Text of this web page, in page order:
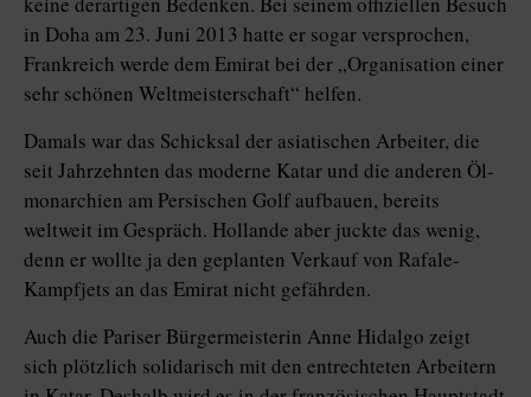
in Doha am 23. Juni 2013 hatte er ­sogar versprochen,
Frankreich werde dem Emirat bei der „Organisation einer
sehr schönen Weltmeisterschaft“ helfen.
Damals war das Schicksal der asiatischen Arbeiter, die
seit Jahrzehnten das moderne Katar und die anderen Öl­
monarchien am Persischen Golf aufbauen, bereits
weltweit im Gespräch. Hollande aber juckte das wenig,
denn er wollte ja den geplanten Verkauf von Rafale-
Kampfjets an das Emirat nicht gefährden.
Auch die Pariser Bürgermeisterin Anne Hidalgo zeigt
sich plötzlich solidarisch mit den entrechteten Arbeitern